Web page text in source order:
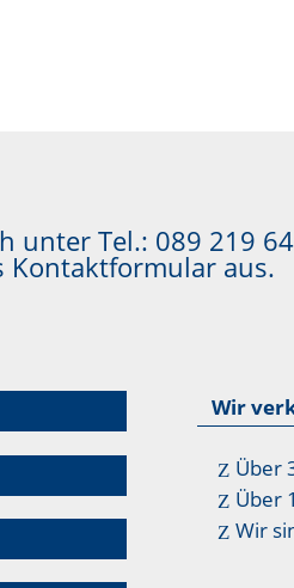
unter Tel.: 089 219
Kontaktformular aus.
Wir
Über
Über
Wir